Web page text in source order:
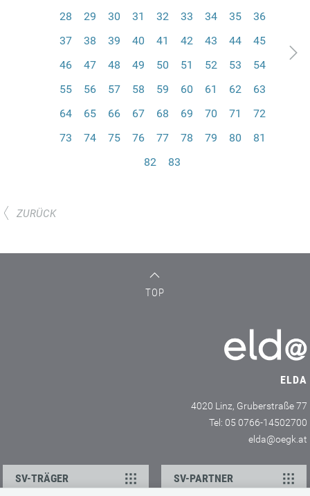
28
29 30 31 32 33 34 35
36
37
38 39 40 41 42 43 44
45
46
47 48 49 50 51 52 53
54
55
56 57 58 59 60 61 62
63
64
65 66 67 68 69 70 71
72
73
74 75 76 77 78 79 80
81
82
83
ZURÜCK
TOP
ELDA
4020 Linz, Gruberstraße 77
Tel: 05 0766-14502700
elda@oegk.at
SV-TRÄGER SV-PARTNER